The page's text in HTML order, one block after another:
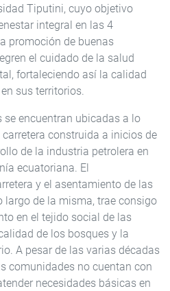
Tiputini, cuyo objetivo
integral en las 4
promoción de buenas
el cuidado de la salud
fortaleciendo así la calidad
sus territorios.
encuentran ubicadas a lo
construida a inicios de
de la industria petrolera en
ecuatoriana. El
y el asentamiento de las
largo de la misma, trae consigo
en el tejido social de las
de los bosques y la
A pesar de las varias décadas
comunidades no cuentan con
necesidades básicas en